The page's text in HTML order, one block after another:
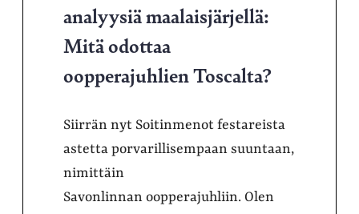
analyysiä maalaisjärjellä:
Mitä odottaa
oopperajuhlien Toscalta?
Siirrän nyt Soitinmenot festareista
astetta porvarillisempaan suuntaan,
nimittäin
Savonlinnan oopperajuhliin. Olen